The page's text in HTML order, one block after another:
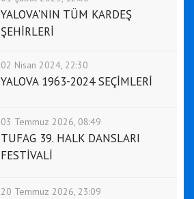
YALOVA'NIN TÜM KARDEŞ
ŞEHİRLERİ
02 Nisan 2024, 22:30
YALOVA 1963-2024 SEÇİMLERİ
03 Temmuz 2026, 08:49
TUFAG 39. HALK DANSLARI
FESTİVALİ
20 Temmuz 2026, 23:09